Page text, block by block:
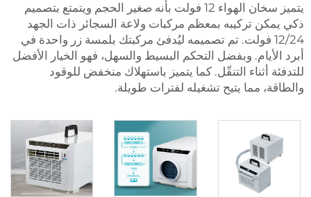
يتميز سخان الهواء 12 فولت بأنه صغير الحجم ويتمتع بتصميم
ذكي يمكن تركيبه بمعظم مركبات ولاعة السجائر ذات الجهد
12/24 فولت. تم تصميمه ليُدفئ مركبتك بلمسة زر واحدة في
أبرد الأيام. وبفضل التحكم البسيط والسهل، فهو الخيار الأفضل
للتدفئة أثناء التنقّل. كما يتميز باستهلاك منخفض للوقود
والطاقة، مما يتيح تشغيله لفترات طويلة.